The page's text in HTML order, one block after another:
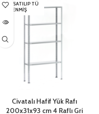
HEPSI SATILIP TÜ
KENMIŞ
Civatalı Hafif Yük Rafı
200x31x93 cm 4 Raflı Gri